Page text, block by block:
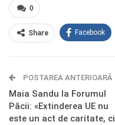
0
Share Facebook
Telegram OK.ru
POSTAREA ANTERIOARĂ
Maia Sandu la Forumul
Păcii: «Extinderea UE nu
este un act de caritate, ci